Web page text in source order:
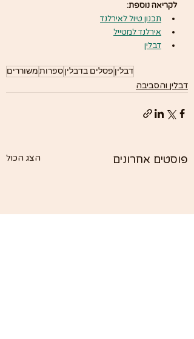
לקריאה נוספת:
תכנון טיול לאירלנד
אירלנד למטייל
דבלין
דבלין פסלים בדבלין ספרות משוררים
דבלין והסביבה
פוסטים אחרונים הצג הכול